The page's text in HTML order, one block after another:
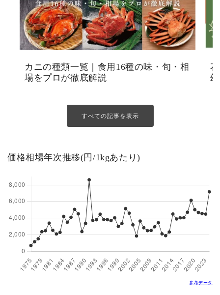
カニの種類一覧｜食用16種の味・旬・相
場をプロが徹底解説
すべての記事を表示
価格相場年次推移(円/1kgあたり)
参考データ